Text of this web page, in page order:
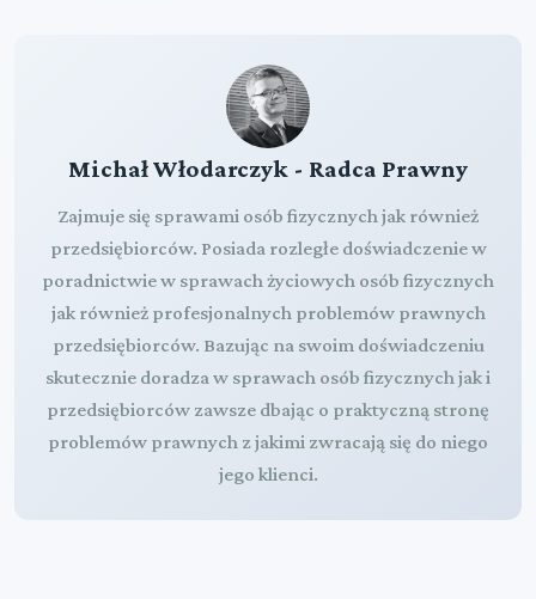
Michał Włodarczyk - Radca Prawny
Zajmuje się sprawami osób fizycznych jak również
przedsiębiorców. Posiada rozległe doświadczenie w
poradnictwie w sprawach życiowych osób fizycznych
jak również profesjonalnych problemów prawnych
przedsiębiorców. Bazując na swoim doświadczeniu
skutecznie doradza w sprawach osób fizycznych jak i
przedsiębiorców zawsze dbając o praktyczną stronę
problemów prawnych z jakimi zwracają się do niego
jego klienci.